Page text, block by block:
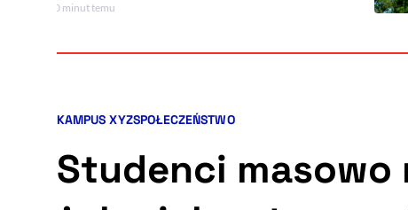
10 minut temu
Kategorie artykułu:
KAMPUS XYZSPOŁECZEŃSTWO
Studenci masowo